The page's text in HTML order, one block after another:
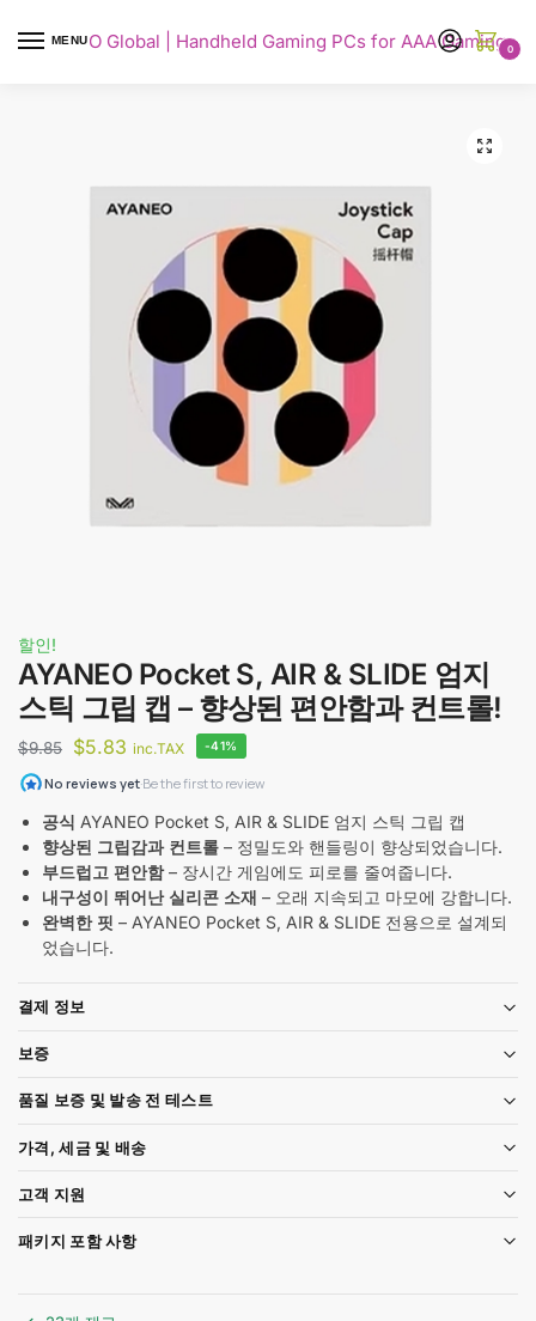
MENU
AYANEO Global | Handheld Gaming PCs for AAA Gaming0
할인!
AYANEO Pocket S, AIR & SLIDE 엄지
스틱 그립 캡 – 향상된 편안함과 컨트롤!
$9.85 $5.83 inc.TAX -41%
공식 AYANEO Pocket S, AIR & SLIDE 엄지 스틱 그립 캡
향상된 그립감과 컨트롤 – 정밀도와 핸들링이 향상되었습니다.
부드럽고 편안함– 장시간 게임에도 피로를 줄여줍니다.
내구성이 뛰어난 실리콘 소재 – 오래 지속되고 마모에 강합니다.
완벽한 핏 – AYANEO Pocket S, AIR & SLIDE 전용으로 설계되
었습니다.
결제 정보
보증
품질 보증 및 발송 전 테스트
가격, 세금 및 배송
고객 지원
패키지 포함 사항